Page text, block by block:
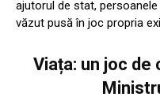
ajutorul de stat,
văzut pusă în joc propria
Viața: un joc de